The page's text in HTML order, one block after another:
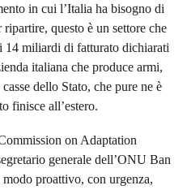
in cui l’Italia ha bisogno di
questo è un settore che
14 miliardi di fatturato dichiarati
italiana che produce armi,
dello Stato, che pure ne è
finisce all’estero.
on Adaptation
generale dell’ONU Ban
proattivo, con urgenza,